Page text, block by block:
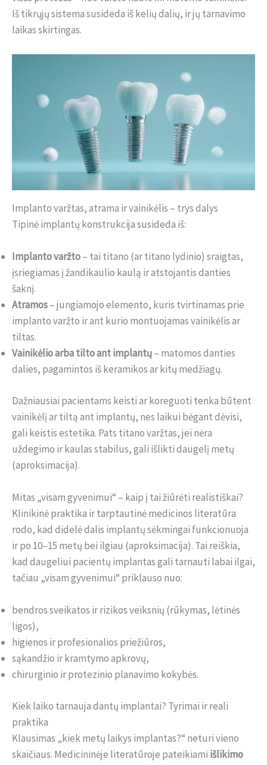
Iš tikrųjų sistema susideda iš kelių dalių, ir jų tarnavimo
laikas skirtingas.
Implanto varžtas, atrama ir vainikėlis – trys dalys
Tipinė implantų konstrukcija susideda iš:
Implanto varžto– tai titano (ar titano lydinio) sraigtas,
įsriegiamas į žandikaulio kaulą ir atstojantis danties
šaknį.
Atramos– jungiamojo elemento, kuris tvirtinamas prie
implanto varžto ir ant kurio montuojamas vainikėlis ar
tiltas.
Vainikėlio arba tilto ant implantų– matomos danties
dalies, pagamintos iš keramikos ar kitų medžiagų.
Dažniausiai pacientams keisti ar koreguoti tenka būtent
vainikėlį ar tiltą ant implantų, nes laikui bėgant dėvisi,
gali keistis estetika. Pats titano varžtas, jei nėra
uždegimo ir kaulas stabilus, gali išlikti daugelį metų
(aproksimacija).
Mitas „visam gyvenimui“ – kaip į tai žiūrėti realistiškai?
Klinikinė praktika ir tarptautinė medicinos literatūra
rodo, kad didelė dalis implantų sėkmingai funkcionuoja
ir po 10–15 metų bei ilgiau (aproksimacija). Tai reiškia,
kad daugeliui pacientų implantas gali tarnauti labai ilgai,
tačiau „visam gyvenimui“ priklauso nuo:
bendros sveikatos ir rizikos veiksnių (rūkymas, lėtinės
ligos),
higienos ir profesionalios priežiūros,
sąkandžio ir kramtymo apkrovų,
chirurginio ir protezinio planavimo kokybės.
Kiek laiko tarnauja dantų implantai? Tyrimai ir reali
praktika
Klausimas „kiek metų laikys implantas?“ neturi vieno
skaičiaus. Medicininėje literatūroje pateikiami išlikimo